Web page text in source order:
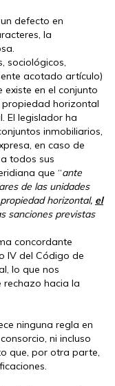
defecto en
la
sociológicos,
acotado artículo)
en el conjunto
horizontal
El legislador ha
inmobiliarios,
en caso de
todos sus
que “ante
de las unidades
horizontal, el
sanciones previstas
concordante
IV del Código de
lo que nos
hacia la
ninguna regla en
ni incluso
que, por otra parte,